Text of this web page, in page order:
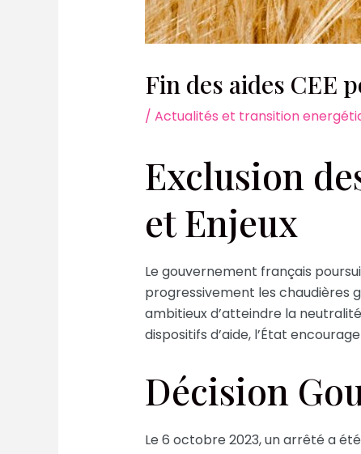
Fin des aides CEE
/ Actualités et transition
Exclusion
et Enjeux
Le gouvernement français
progressivement les chaudières
ambitieux d’atteindre la
dispositifs d’aide, l’État
Décision
Le 6 octobre 2023, un arrêté a